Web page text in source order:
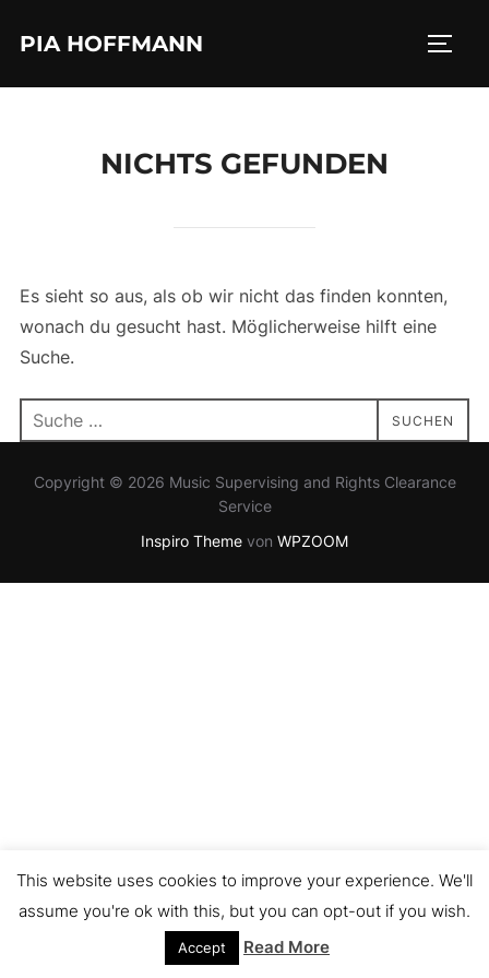
InhaltPIA HOFFMANN
NICHTS GEFUNDEN
Es sieht so aus, als ob wir nicht das finden konnten,
wonach du gesucht hast. Möglicherweise hilft eine
Suche.
Suchen
nach:
SUCHEN
Copyright © 2026 Music Supervising and Rights Clearance
Service
Inspiro Theme von WPZOOM
This website uses cookies to improve your experience. We'll
assume you're ok with this, but you can opt-out if you wish.
Accept Read More